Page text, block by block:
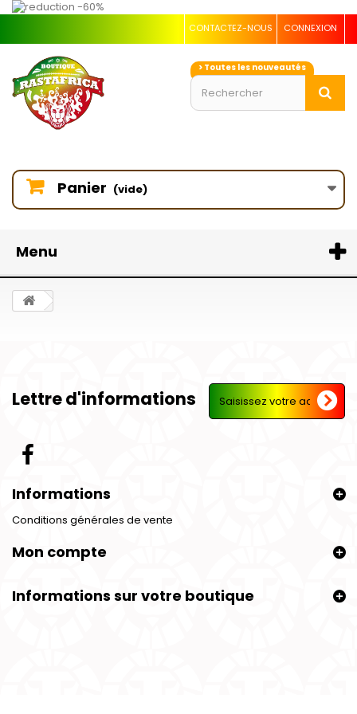
CONNEXION
CONTACTEZ-NOUS
> Toutes les nouveautés
Panier (vide)
Menu
Lettre d'informations
Informations
Conditions générales de vente
Mon compte
Informations sur votre boutique